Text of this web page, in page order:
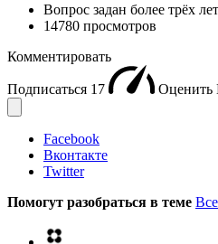
Вопрос задан более трёх
14780 просмотров
Комментировать
Подписаться 17 Оценить
Facebook
Вконтакте
Twitter
Помогут разобраться в теме